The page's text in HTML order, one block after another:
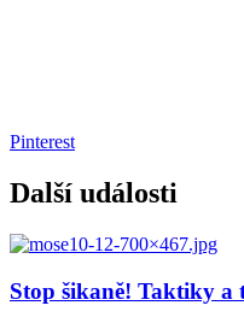
Pinterest
Další události
Stop šikaně! Taktiky a